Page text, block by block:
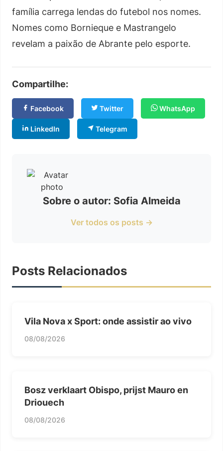
família carrega lendas do futebol nos nomes.
Nomes como Bornieque e Mastrangelo
revelam a paixão de Abrante pelo esporte.
Compartilhe:
Facebook Twitter WhatsApp
LinkedIn Telegram
Sobre o autor: Sofia Almeida
Ver todos os posts →
Posts Relacionados
Vila Nova x Sport: onde assistir ao vivo
08/08/2026
Bosz verklaart Obispo, prijst Mauro en
Driouech
08/08/2026